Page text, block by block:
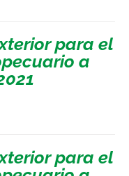
para el
a
para el